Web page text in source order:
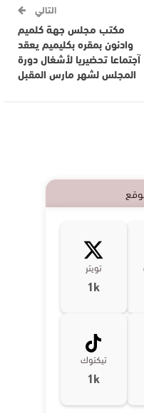
التالي
مكتب مجلس جهة كلميم
وادنون بمقره بكليميم يعقد
آجتماعا تحضيريا لأشغال دورة
المجلس لشهر مارس المقبل
تويتر
1k
تيكتوك
1k